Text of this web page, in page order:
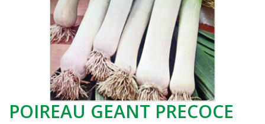
POIREAU GEANT PRECOCE